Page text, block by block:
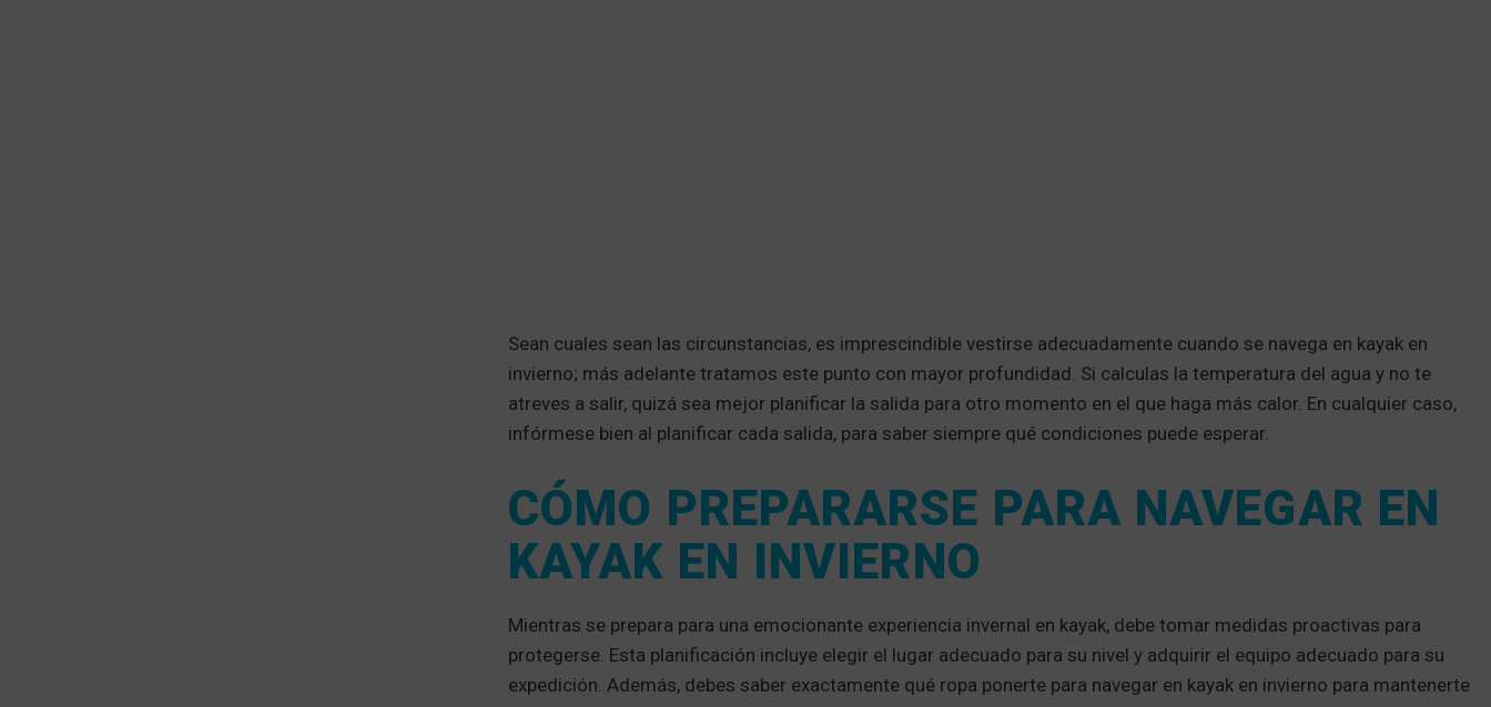
Sean cuales sean las circunstancias, es imprescindible vestirse adecuadamente cuando se navega en kayak en
invierno; más adelante tratamos este punto con mayor profundidad. Si calculas la temperatura del agua y no te
atreves a salir, quizá sea mejor planificar la salida para otro momento en el que haga más calor. En cualquier caso,
infórmese bien al planificar cada salida, para saber siempre qué condiciones puede esperar.
CÓMO PREPARARSE PARA NAVEGAR EN
KAYAK EN INVIERNO
Mientras se prepara para una emocionante experiencia invernal en kayak, debe tomar medidas proactivas para
protegerse. Esta planificación incluye elegir el lugar adecuado para su nivel y adquirir el equipo adecuado para su
expedición. Además, debes saber exactamente qué ropa ponerte para navegar en kayak en invierno para mantenerte